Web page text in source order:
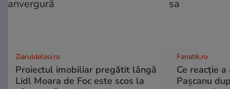
ZiaruldeIasi.ro
Proiectul imobiliar pregătit lângă
Lidl Moara de Foc este scos la
Fanatik.ro
Ce reacție
Pașcanu